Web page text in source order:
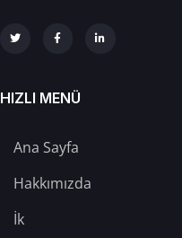
HIZLI MENÜ
Ana Sayfa
Hakkımızda
İk